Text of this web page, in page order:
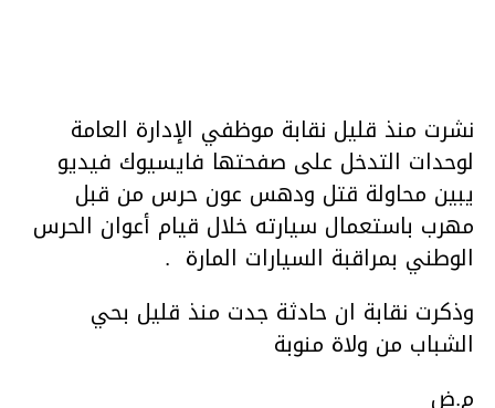
نشرت منذ قليل نقابة موظفي الإدارة العامة
لوحدات التدخل على صفحتها فايسيوك فيديو
يبين محاولة قتل ودهس عون حرس من قبل
مهرب باستعمال سيارته خلال قيام أعوان الحرس
الوطني بمراقبة السيارات المارة .
وذكرت نقابة ان حادثة جدت منذ قليل بحي
الشباب من ولاة منوبة
م.ض